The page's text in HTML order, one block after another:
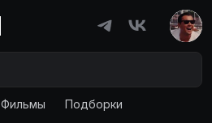
Фильмы Подборки